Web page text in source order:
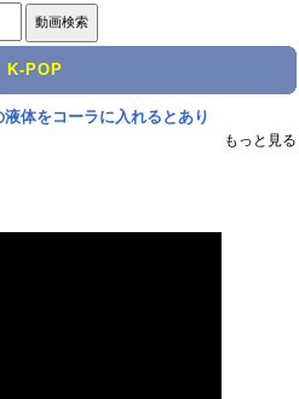
K-POP
体をコーラに入れるとあり
もっと見る